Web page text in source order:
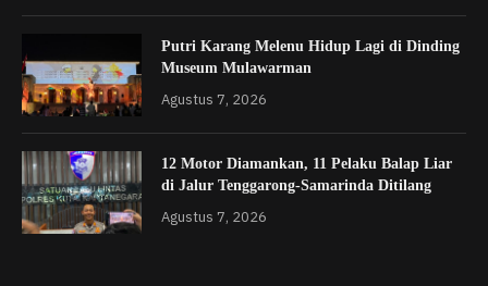
Putri Karang Melenu Hidup Lagi di Dinding
Museum Mulawarman
Agustus 7, 2026
12 Motor Diamankan, 11 Pelaku Balap Liar
di Jalur Tenggarong-Samarinda Ditilang
Agustus 7, 2026